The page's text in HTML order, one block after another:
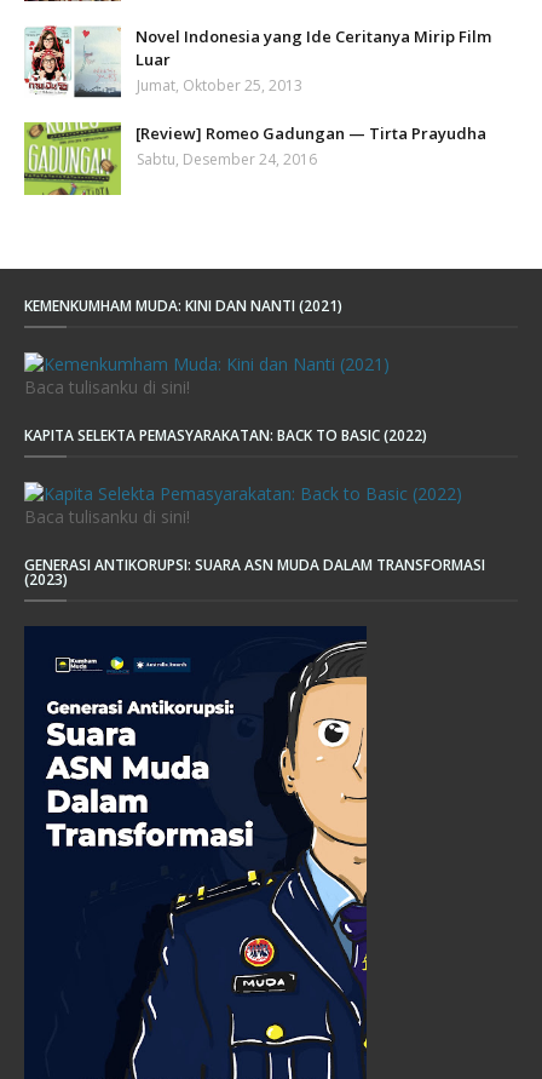
Novel Indonesia yang Ide Ceritanya Mirip Film
Luar
Jumat, Oktober 25, 2013
[Review] Romeo Gadungan — Tirta Prayudha
Sabtu, Desember 24, 2016
KEMENKUMHAM MUDA: KINI DAN NANTI (2021)
Baca tulisanku di sini!
KAPITA SELEKTA PEMASYARAKATAN: BACK TO BASIC (2022)
Baca tulisanku di sini!
GENERASI ANTIKORUPSI: SUARA ASN MUDA DALAM TRANSFORMASI
(2023)